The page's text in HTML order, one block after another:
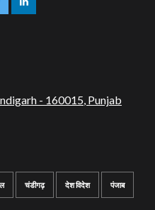
- 160015, Punjab
चंडीगढ़ देश विदेश पंजाब